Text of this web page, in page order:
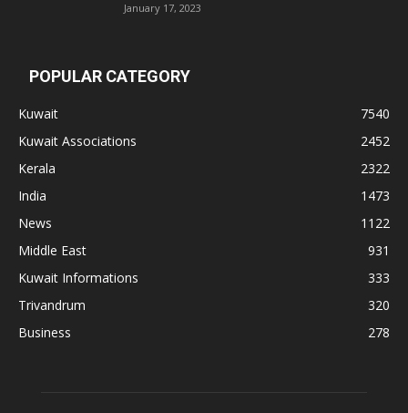
January 17, 2023
POPULAR CATEGORY
Kuwait
7540
Kuwait Associations
2452
Kerala
2322
India
1473
News
1122
Middle East
931
Kuwait Informations
333
Trivandrum
320
Business
278